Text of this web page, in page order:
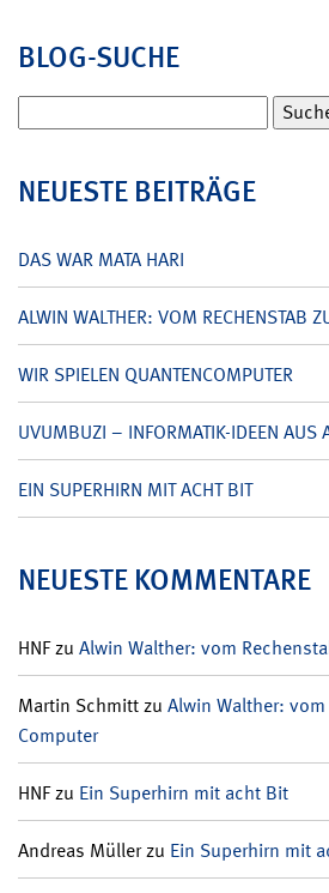
BLOG-SUCHE
nach:
NEUESTE BEITRÄGE
DAS WAR MATA HARI
ALWIN WALTHER: VOM RECHENSTAB
WIR SPIELEN QUANTENCOMPUTER
UVUMBUZI – INFORMATIK-IDEEN AUS
EIN SUPERHIRN MIT ACHT BIT
NEUESTE KOMMENTARE
HNFzu Alwin Walther: vom
Martin Schmittzu Alwin Walther:
Computer
HNFzu Ein Superhirn mit acht Bit
Andreas Müllerzu Ein Superhirn mit